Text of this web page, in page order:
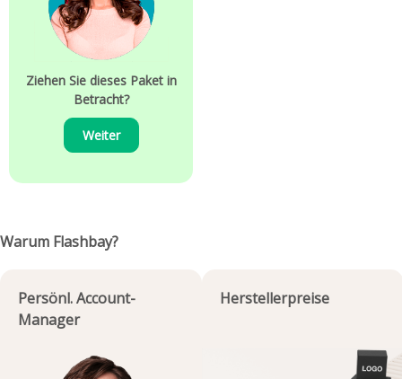
Ziehen Sie dieses Paket in
Betracht?
Weiter
Warum Flashbay?
Persönl. Account-
Manager
Herstellerpreise